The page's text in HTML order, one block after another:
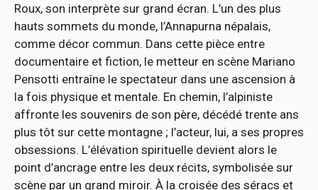
Roux, son interprète sur grand écran. L’un des plus
hauts sommets du monde, l’Annapurna népalais,
comme décor commun. Dans cette pièce entre
documentaire et fiction, le metteur en scène Mariano
Pensotti entraîne le spectateur dans une ascension à
la fois physique et mentale. En chemin, l’alpiniste
affronte les souvenirs de son père, décédé trente ans
plus tôt sur cette montagne ; l’acteur, lui, a ses propres
obsessions. L’élévation spirituelle devient alors le
point d’ancrage entre les deux récits, symbolisée sur
scène par un grand miroir. À la croisée des séracs et